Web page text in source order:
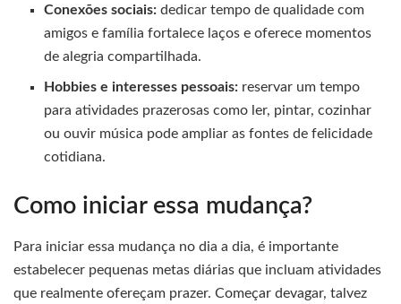
Conexões sociais: dedicar tempo de qualidade com
amigos e família fortalece laços e oferece momentos
de alegria compartilhada.
Hobbies e interesses pessoais: reservar um tempo
para atividades prazerosas como ler, pintar, cozinhar
ou ouvir música pode ampliar as fontes de felicidade
cotidiana.
Como iniciar essa mudança?
Para iniciar essa mudança no dia a dia, é importante
estabelecer pequenas metas diárias que incluam atividades
que realmente ofereçam prazer. Começar devagar, talvez